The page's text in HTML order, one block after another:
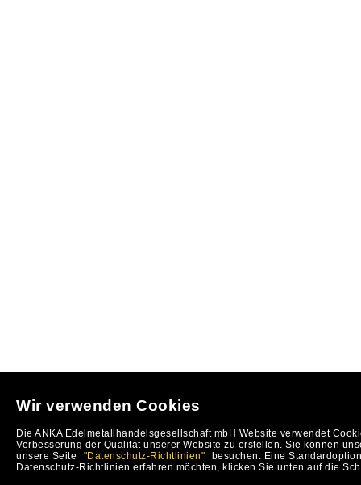
Wir verwenden Cookies
Die ANKA Edelmetallhandelsgesellschaft mbH Website verwendet
Verbesserung der Qualität unserer Website zu erstellen. Sie können
unsere Seite
"Datenschutz-Richtlinien"
besuchen. Eine
Datenschutz-Richtlinien erfahren möchten, klicken Sie unten auf die